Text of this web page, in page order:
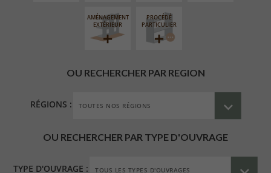
AMÉNAGEMENT
EXTÉRIEUR
PROCÉDÉ
PARTICULIER
OU RECHERCHER PAR REGION
RÉGIONS :
OU RECHERCHER PAR TYPE D'OUVRAGE
TYPE D'OUVRAGE :